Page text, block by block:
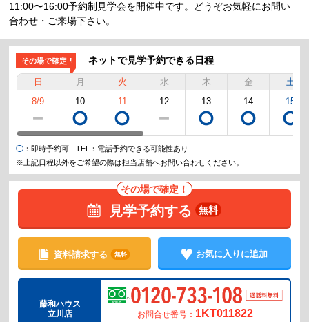
11:00〜16:00予約制見学会を開催中です。どうぞお気軽にお問い
合わせ・ご来場下さい。
その場で確定！ ネットで見学予約できる日程
日
8/9
月
10
火
11
水
12
木
13
金
14
土
15
◯ ：即時予約可 TEL
：電話予約できる可能性あり
※上記日程以外をご希望の際は担当店舗へお問い合わせください。
その場で確定！
見学予約する 無料
資料請求する 無料 お気に入りに追加
藤和ハウス
立川店
お問合せ番号： 1KT011822